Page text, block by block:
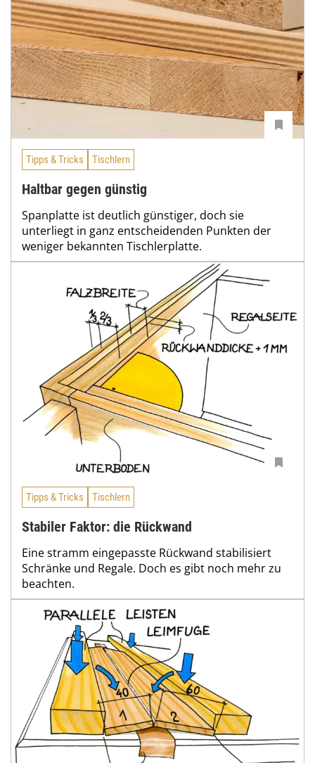
Tipps & Tricks Tischlern
Haltbar gegen günstig
Spanplatte ist deutlich günstiger, doch sie
unterliegt in ganz entscheidenden Punkten der
weniger bekannten Tischlerplatte.
Tipps & Tricks Tischlern
Stabiler Faktor: die Rückwand
Eine stramm eingepasste Rückwand stabilisiert
Schränke und Regale. Doch es gibt noch mehr zu
beachten.